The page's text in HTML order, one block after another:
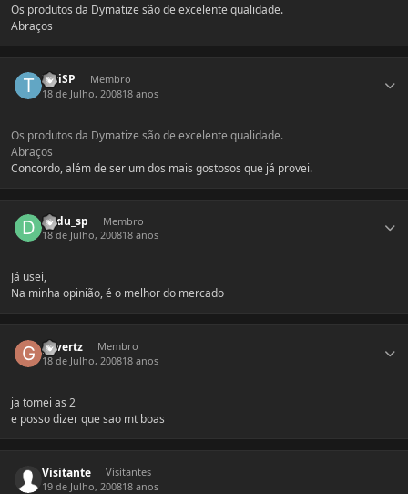
Os produtos da Dymatize são de excelente qualidade.
Abraços
TatiSP
Membro
18 de Julho, 200818 anos
Os produtos da Dymatize são de excelente qualidade.
Abraços
Concordo, além de ser um dos mais gostosos que já provei.
dudu_sp
Membro
18 de Julho, 200818 anos
Já usei,
Na minha opinião, é o melhor do mercado
gevertz
Membro
18 de Julho, 200818 anos
ja tomei as 2
e posso dizer que sao mt boas
Visitante
Visitantes
19 de Julho, 200818 anos